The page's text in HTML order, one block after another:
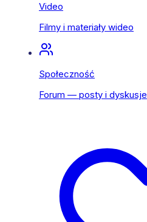
Video
Filmy i materiały wideo
Społeczność
Forum — posty i dyskusje